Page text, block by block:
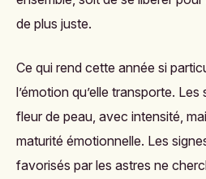
de plus juste.
Ce qui rend cette année si
l’émotion qu’elle transporte.
fleur de peau, avec intensité,
maturité émotionnelle. Les
favorisés par les astres ne